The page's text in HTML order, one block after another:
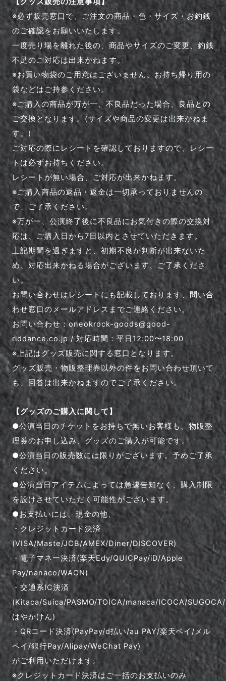
※必ず販売窓口で、ご注文の商品・色・サイズ・お釣銭
のご確認をお願いいたします。
一度売り場を離れた後の、商品やサイズのご変更、釣銭
不足のご対応は出来かねます。
※お買い物袋のご用意はございません。お持ち帰り用の
袋などはご持参ください。
※ご購入の商品が万が一、不良品だった場合、良品との
ご交換となります。(サイズや商品の変更は出来かねま
す。)
ご対応の際にレシートを確認しておりますので、レシー
トは必ずお持ちください。
レシートが無い場合、ご対応が出来かねます。
※ご購入商品の返品・返金は一切承っておりませんの
で、ご了承ください。
※万が一、公演終了後に不良品にお気付きの際の交換対
応は、ご購入日から7日以内とさせていただきます。
上記期間を過ぎますと、初期不良か判断が出来ないた
め、対応出来かねる場合がございます、ご了承くださ
い。
お問い合わせはレシートにも記載しております、問い合
わせ窓口のメールアドレスまでご連絡ください。
お問い合わせ：oneokrock-goods@good-
riddance.co.jp / 対応時間：平日12:00〜18:00
※上記はグッズ販売に関する窓口となります。
グッズ販売・物販整理券以外の件をお問い合わせ頂いて
も、回答は出来かねますのでご了承ください。
【グッズのご購入に関して】
●公演当日のチケットをお持ちで無いお客様も、物販整
理券のお申し込み、グッズのご購入が可能です。
●公演当日の販売数には限りがございます。予めご了承
ください。
●公演当日アイテムによっては急遽告知なく、購入制限
を設けさせていただく可能性がございます。
●お支払いには、現金の他、
・クレジットカード決済
(VISA/Maste/JCB/AMEX/Diner/DISCOVER)
・電子マネー決済(楽天Edy/QUICPay/iD/Apple
Pay/nanaco/WAON)
・交通系IC決済
(Kitaca/Suica/PASMO/TOICA/manaca/ICOCA/
はやかけん)
・QRコード決済(PayPay/d払い/au PAY/楽天ペイ/メル
ペイ/銀行Pay/Alipay/WeChat Pay)
がご利用いただけます。
※クレジットカード決済はご一括のお支払いのみ